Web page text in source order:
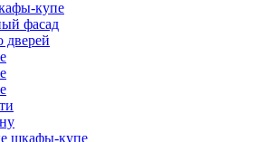
купе
фасад
дверей
шкафы-купе